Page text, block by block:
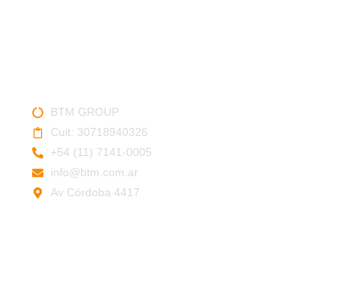
BTM GROUP
Cuit: 30718940326
+54 (11) 7141-0005
info@btm.com.ar
Av Córdoba 4417